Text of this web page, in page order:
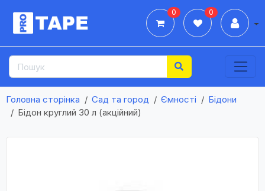
0 0
Головна сторінка Сад та город Ємності
Бідони
Бідон круглий 30 л (акційний)